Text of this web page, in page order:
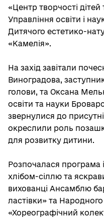
«Центр творчості
Управління освіти і
Дитячого естетико-
«Камелія».
На захід завітали
Виноградова,
голови, та Оксана
освіти та науки
звернулися до
окреслили роль
для розвитку дитини.
Розпочалася програма
хлібом-сіллю та
вихованці Ансамблю
ластівки» та
«Хореографічний